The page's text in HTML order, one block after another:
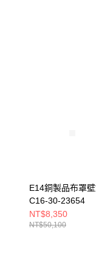
E14銅製品布罩
C16-30-23654
NT$8,350
NT$50,100